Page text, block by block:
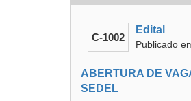
C-1002
Edital
Publicado
ABERTURA DE
SEDEL